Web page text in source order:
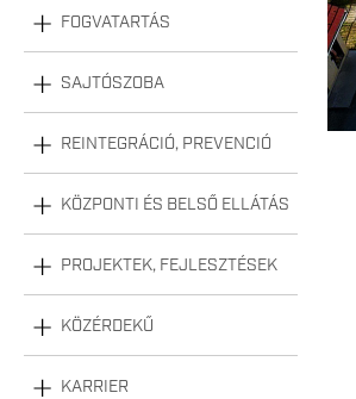
FOGVATARTÁS
SAJTÓSZOBA
REINTEGRÁCIÓ, PREVENCIÓ
KÖZPONTI ÉS BELSŐ ELLÁTÁS
PROJEKTEK, FEJLESZTÉSEK
KÖZÉRDEKŰ
KARRIER